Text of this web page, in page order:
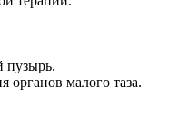
пузырь.
органов малого таза.